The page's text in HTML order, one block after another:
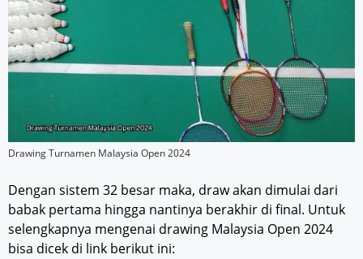
Drawing Turnamen Malaysia Open 2024
Dengan sistem 32 besar maka, draw akan dimulai dari
babak pertama hingga nantinya berakhir di final. Untuk
selengkapnya mengenai drawing Malaysia Open 2024
bisa dicek di link berikut ini: